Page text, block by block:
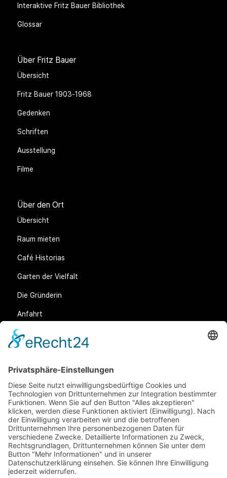
Interaktive Fritz Bauer Bibliothek
Glossar
Über Fritz Bauer
Übersicht
Fritz Bauer 1903-1968
Gedenken
Schriften
Ausstellung
Filme
Über den Ort
Übersicht
Raum mieten
Café Historias
Garten der Vielfalt
Die Gründerin
Anfahrt
Rechtliches
Allgemeine Geschäftsbedingungen (AGB)
Datenschutz
Impressum